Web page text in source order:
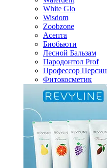
White Glo
Wisdom
Zoobzone
Асепта
Биобьюти
Лесной Бальзам
Пародонтол Prof
Профессор Персин
Фитокосметик